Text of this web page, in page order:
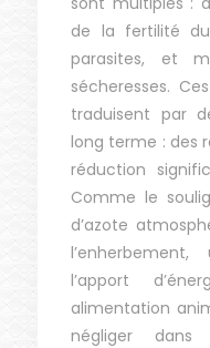
de la fertilité
parasites, et
sécheresses.
traduisent par
long terme : des
réduction
Comme le
d’azote
l’apport
alimentation
négliger dans